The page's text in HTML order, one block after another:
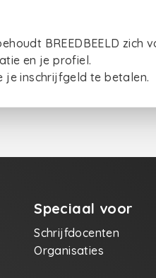
BREEDBEELD zich
en je profiel.
je inschrijfgeld te betalen.
Speciaal voor
Schrijfdocenten
Organisaties